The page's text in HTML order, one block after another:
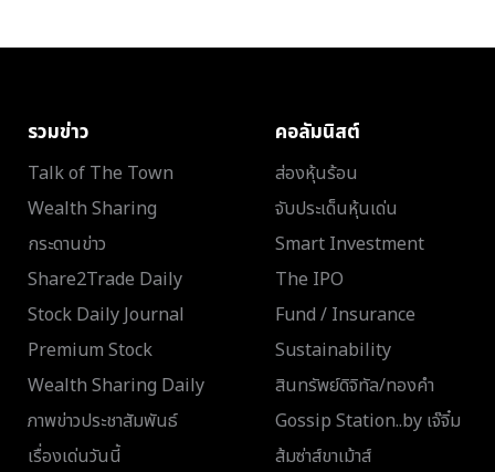
รวมข่าว
Talk of The Town
Wealth Sharing
กระดานข่าว
Share2Trade Daily
Stock Daily Journal
Premium Stock
Wealth Sharing Daily
ภาพข่าวประชาสัมพันธ์
เรื่องเด่นวันนี้
คอลัมนิสต์
ส่องหุ้นร้อน
จับประเด็นหุ้นเด่น
Smart Investment
The IPO
Fund / Insurance
Sustainability
สินทรัพย์ดิจิทัล/ทองคำ
Gossip Station..by เจ๊จิ๋ม
ส้มซ่าส์ขาเม้าส์